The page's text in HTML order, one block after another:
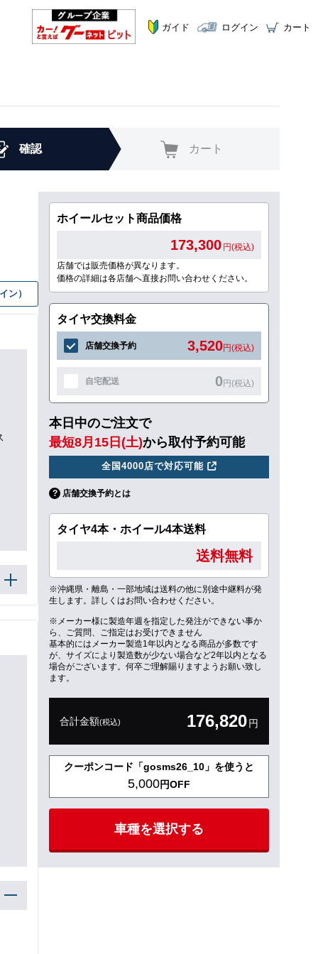
ガイド ログイン カート
確認 カート
ン）
ホイールセット商品価格
173,300 円(税込)
店舗では販売価格が異なります。
価格の詳細は各店舗へ直接お問い合わせください。
タイヤ交換料金
店舗交換予約 3,520円(税込)
自宅配送 0円(税込)
本日中のご注文で
最短8月15日(土)から取付予約可能
全国4000店で対応可能
店舗交換予約とは
タイヤ4本・ホイール4本送料
送料無料
※沖縄県・離島・一部地域は送料の他に別途中継料が発
生します。詳しくはお問い合わせください。
※メーカー様に製造年週を指定した発注ができない事か
ら、ご質問、ご指定はお受けできません
基本的にはメーカー製造1年以内となる商品が多数です
が、サイズにより製造数が少ない場合など2年以内となる
場合がございます。何卒ご理解賜りますようお願い致し
ます。
合計金額(税込) 176,820円
クーポンコード「gosms26_10」を使うと
5,000円OFF
車種を選択する